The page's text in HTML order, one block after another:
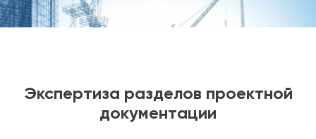
Экспертиза разделов проектной
документации